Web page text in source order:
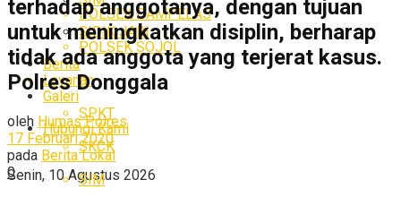
SIDIK JARI
Berita
Galeri
Hubungi Kami
Senin, 10 Agustus 2026
POLSEK DAMPELAS
POLSEK SOJOL
Layanan
SPKT
SKCK
SIM
terhadap anggotanya, dengan tujuan
untuk meningkatkan disiplin, berharap
tidak ada anggota yang terjerat kasus.
Polres Donggala
oleh Humas Polres
17 Februari 2020
pada Berita Lokal
0